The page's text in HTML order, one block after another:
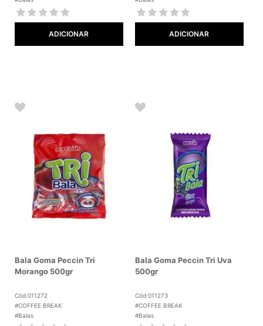
ADICIONAR ADICIONAR
Bala Goma Peccin Tri
Morango 500gr
Cód:011272
#COFFEE BREAK
#Balas
Bala Goma Peccin Tri Uva
500gr
Cód:011273
#COFFEE BREAK
#Balas